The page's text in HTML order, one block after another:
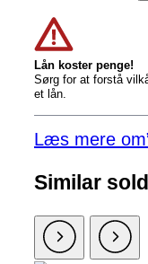
Lån koster penge!
Sørg for at forstå
et lån.
Læs mere
Similar